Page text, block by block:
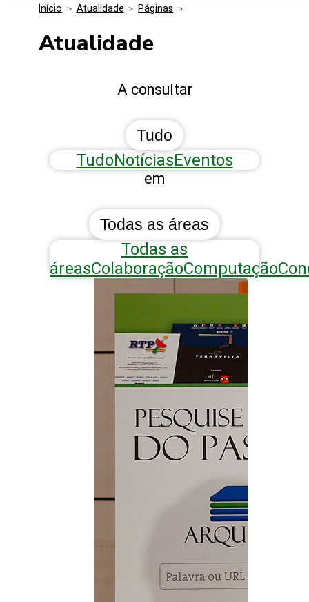
Media Kit
Eventos
Início > Atualidade > Páginas >
Atualidade
A consultar
Tudo
TudoNotíciasEventos
em
Todas as áreas
Todas as
áreasColaboraçãoComputação